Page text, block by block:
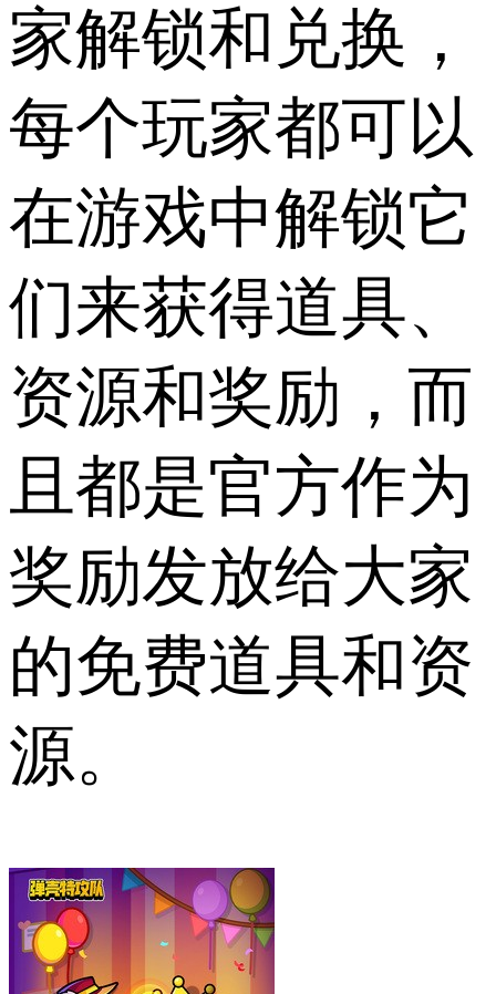
家解锁和兑换，
每个玩家都可以
在游戏中解锁它
们来获得道具、
资源和奖励，而
且都是官方作为
奖励发放给大家
的免费道具和资
源。